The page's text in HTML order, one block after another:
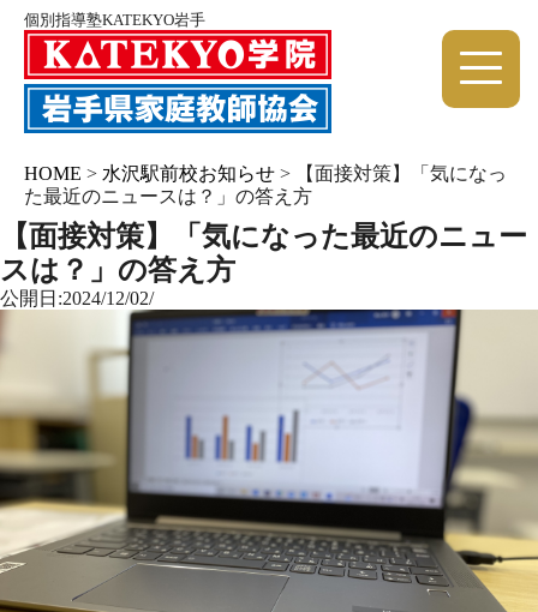
個別指導塾KATEKYO岩手
HOME > 水沢駅前校お知らせ >
【面接対策】「気になっ
た最近のニュースは？」の答え方
【面接対策】「気になった最近のニュー
スは？」の答え方
公開日:2024/12/02/